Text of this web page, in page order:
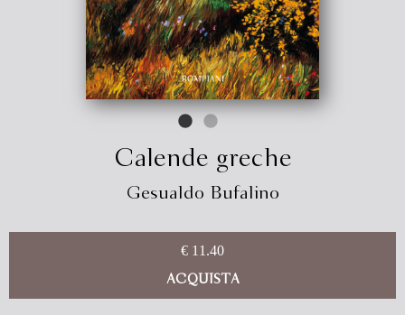
Calende greche
Gesualdo Bufalino
€ 11.40
ACQUISTA